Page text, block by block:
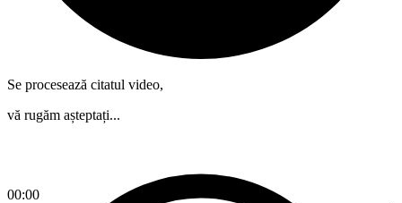
00:00
Se procesează citatul video,
vă rugăm așteptați...